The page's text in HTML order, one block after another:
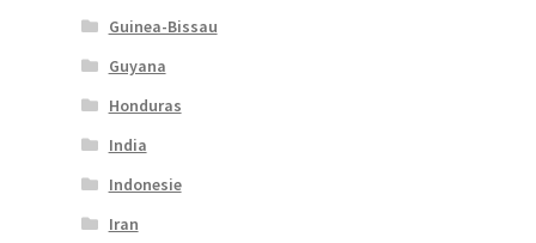
Guinea-Bissau
Guyana
Honduras
India
Indonesie
Iran